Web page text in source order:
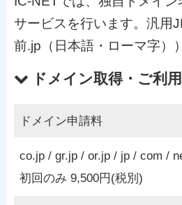
サービスを行います。汎用
前.jp（日本語・ローマ字）
ドメイン取得・ご利
ドメイン申請料
co.jp / gr.jp / or.jp / jp / com /
初回のみ 9,500円(税別)